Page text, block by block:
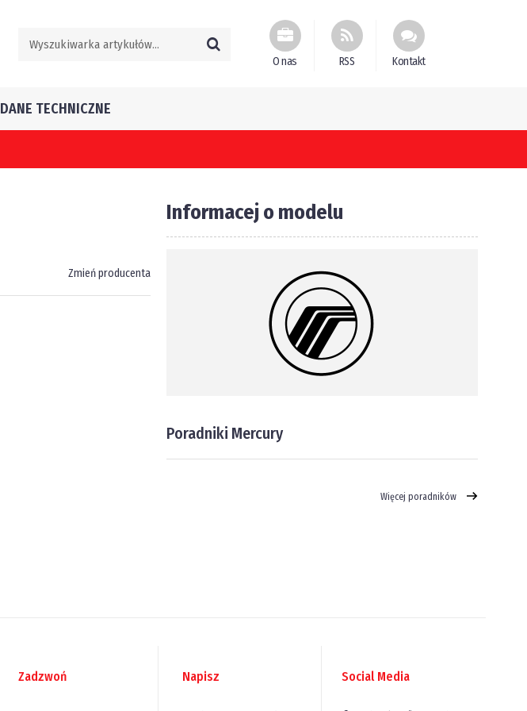
O nas RSS Kontakt
DANE TECHNICZNE
Zmień producenta
Informacej o modelu
Poradniki Mercury
Więcej poradników
Zadzwoń Napisz Social Media